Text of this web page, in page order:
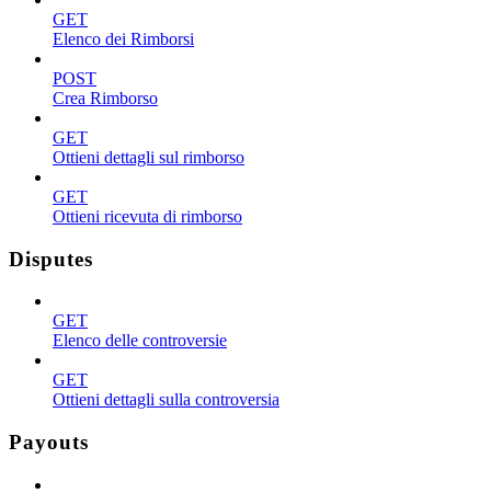
GET
Elenco dei Rimborsi
POST
Crea Rimborso
GET
Ottieni dettagli sul rimborso
GET
Ottieni ricevuta di rimborso
Disputes
GET
Elenco delle controversie
GET
Ottieni dettagli sulla controversia
Payouts